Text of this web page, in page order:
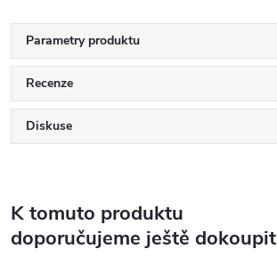
Parametry produktu
Recenze
Diskuse
K tomuto produktu
doporučujeme ještě dokoupit